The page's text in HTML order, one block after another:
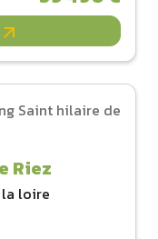
Riez
la loire